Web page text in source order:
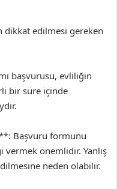
dikkat edilmesi gereken
başvurusu, evliliğin
bir süre içinde
Başvuru formunu
önemlidir. Yanlış
neden olabilir.